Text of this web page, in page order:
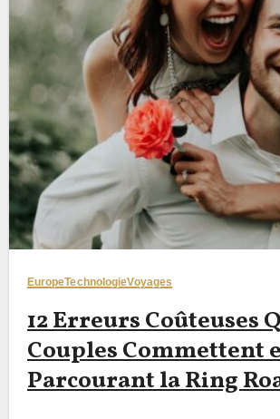
EuropeTechnologieVoyages
12 Erreurs Coûteuses
Couples Commettent
Parcourant la Ring